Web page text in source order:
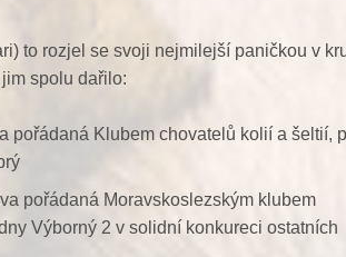
to rozjel se svoji nejmilejší paničkou v
spolu dařilo:
pořádaná Klubem chovatelů kolií a šeltií,
pořádaná Moravskoslezským klubem
Výborný 2 v solidní konkureci ostatních